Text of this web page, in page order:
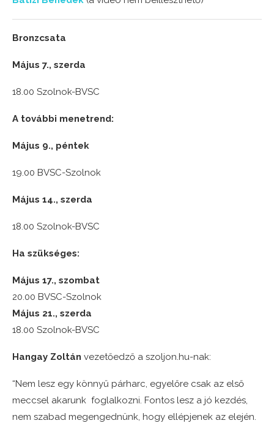
Bronzcsata
Május 7., szerda
18.00 Szolnok-BVSC
A további menetrend:
Május 9., péntek
19.00 BVSC-Szolnok
Május 14., szerda
18.00 Szolnok-BVSC
Ha szükséges:
Május 17., szombat
20.00 BVSC-Szolnok
Május 21., szerda
18.00 Szolnok-BVSC
Hangay Zoltán vezetőedző a szoljon.hu-nak:
“Nem lesz egy könnyű párharc, egyelőre csak az első
meccsel akarunk foglalkozni. Fontos lesz a jó kezdés,
nem szabad megengednünk, hogy ellépjenek az elején.